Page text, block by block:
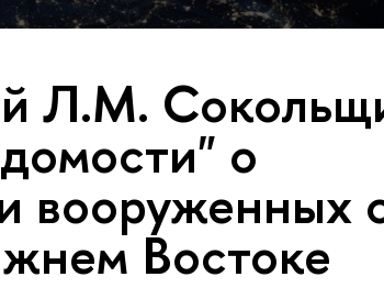
Л.М.
о
вооруженных
Востоке